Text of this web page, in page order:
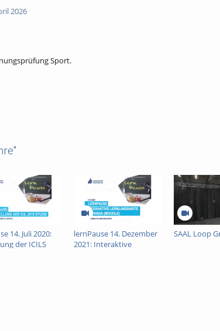
2026
Sport.
14. Juli 2020:
der ICILS
lernPause 14. Dezember
2021: Interaktive
SAAL Loop